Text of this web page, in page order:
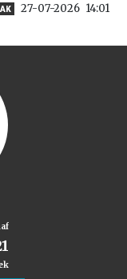
27-07-2026 14:01